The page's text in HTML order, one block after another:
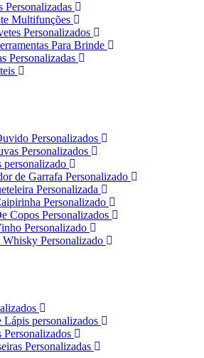
Personalizadas
Multifunções
Personalizados
Para Brinde
Personalizadas
Personalizados
Personalizados
de Garrafa Personalizado
Personalizada
Personalizado
Copos Personalizados
Personalizado
Whisky Personalizado
Lápis personalizados
Personalizados
Personalizadas